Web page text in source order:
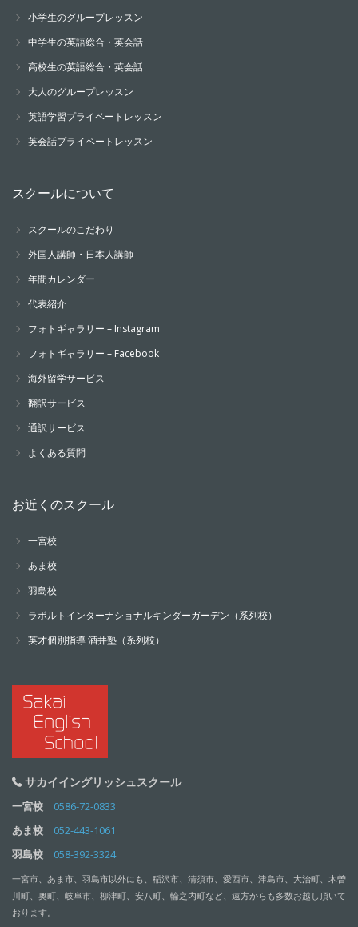
小学生のグループレッスン
中学生の英語総合・英会話
高校生の英語総合・英会話
大人のグループレッスン
英語学習プライベートレッスン
英会話プライベートレッスン
スクールについて
スクールのこだわり
外国人講師・日本人講師
年間カレンダー
代表紹介
フォトギャラリー – Instagram
フォトギャラリー – Facebook
海外留学サービス
翻訳サービス
通訳サービス
よくある質問
お近くのスクール
一宮校
あま校
羽島校
ラポルトインターナショナルキンダーガーデン（系列校）
英才個別指導 酒井塾（系列校）
サカイイングリッシュスクール
一宮校
0586-72-0833
あま校
052-443-1061
羽島校
058-392-3324
一宮市、あま市、羽島市以外にも、稲沢市、清須市、愛西市、津島市、大治町、木曽
川町、奥町、岐阜市、柳津町、安八町、輪之内町など、遠方からも多数お越し頂いて
おります。